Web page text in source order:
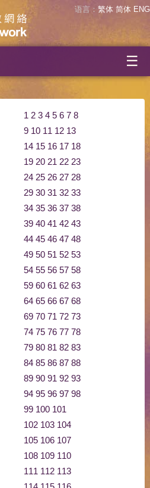
语言： 繁体 简体 ENG
☰
1 2 3 4 5 6 7 8
9 10 11 12 13
14 15 16 17 18
19 20 21 22 23
24 25 26 27 28
29 30 31 32 33
34 35 36 37 38
39 40 41 42 43
44 45 46 47 48
49 50 51 52 53
54 55 56 57 58
59 60 61 62 63
64 65 66 67 68
69 70 71 72 73
74 75 76 77 78
79 80 81 82 83
84 85 86 87 88
89 90 91 92 93
94 95 96 97 98
99 100 101
102 103 104
105 106 107
108 109 110
111 112 113